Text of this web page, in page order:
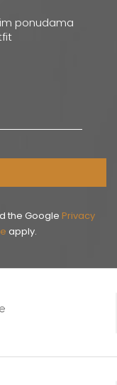
ponudama
the Google Privacy
apply.